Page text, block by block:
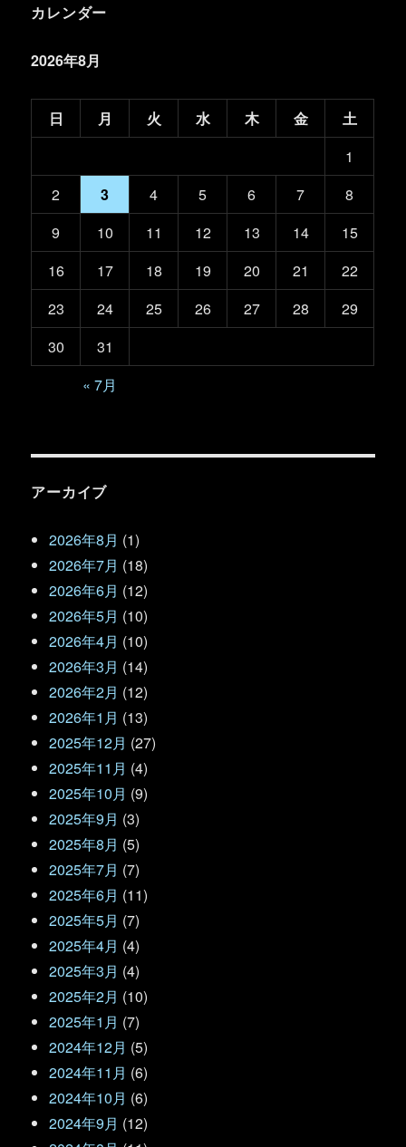
カレンダー
2026年8月
日 月 火 水 木 金
土
1
2
3 4 5 6 7
8
9
10 11 12 13 14
15
16
17 18 19 20 21
22
23
24 25 26 27 28
29
30
31
« 7月
アーカイブ
2026年8月 (1)
2026年7月 (18)
2026年6月 (12)
2026年5月 (10)
2026年4月 (10)
2026年3月 (14)
2026年2月 (12)
2026年1月 (13)
2025年12月 (27)
2025年11月 (4)
2025年10月 (9)
2025年9月 (3)
2025年8月 (5)
2025年7月 (7)
2025年6月 (11)
2025年5月 (7)
2025年4月 (4)
2025年3月 (4)
2025年2月 (10)
2025年1月 (7)
2024年12月 (5)
2024年11月 (6)
2024年10月 (6)
2024年9月 (12)